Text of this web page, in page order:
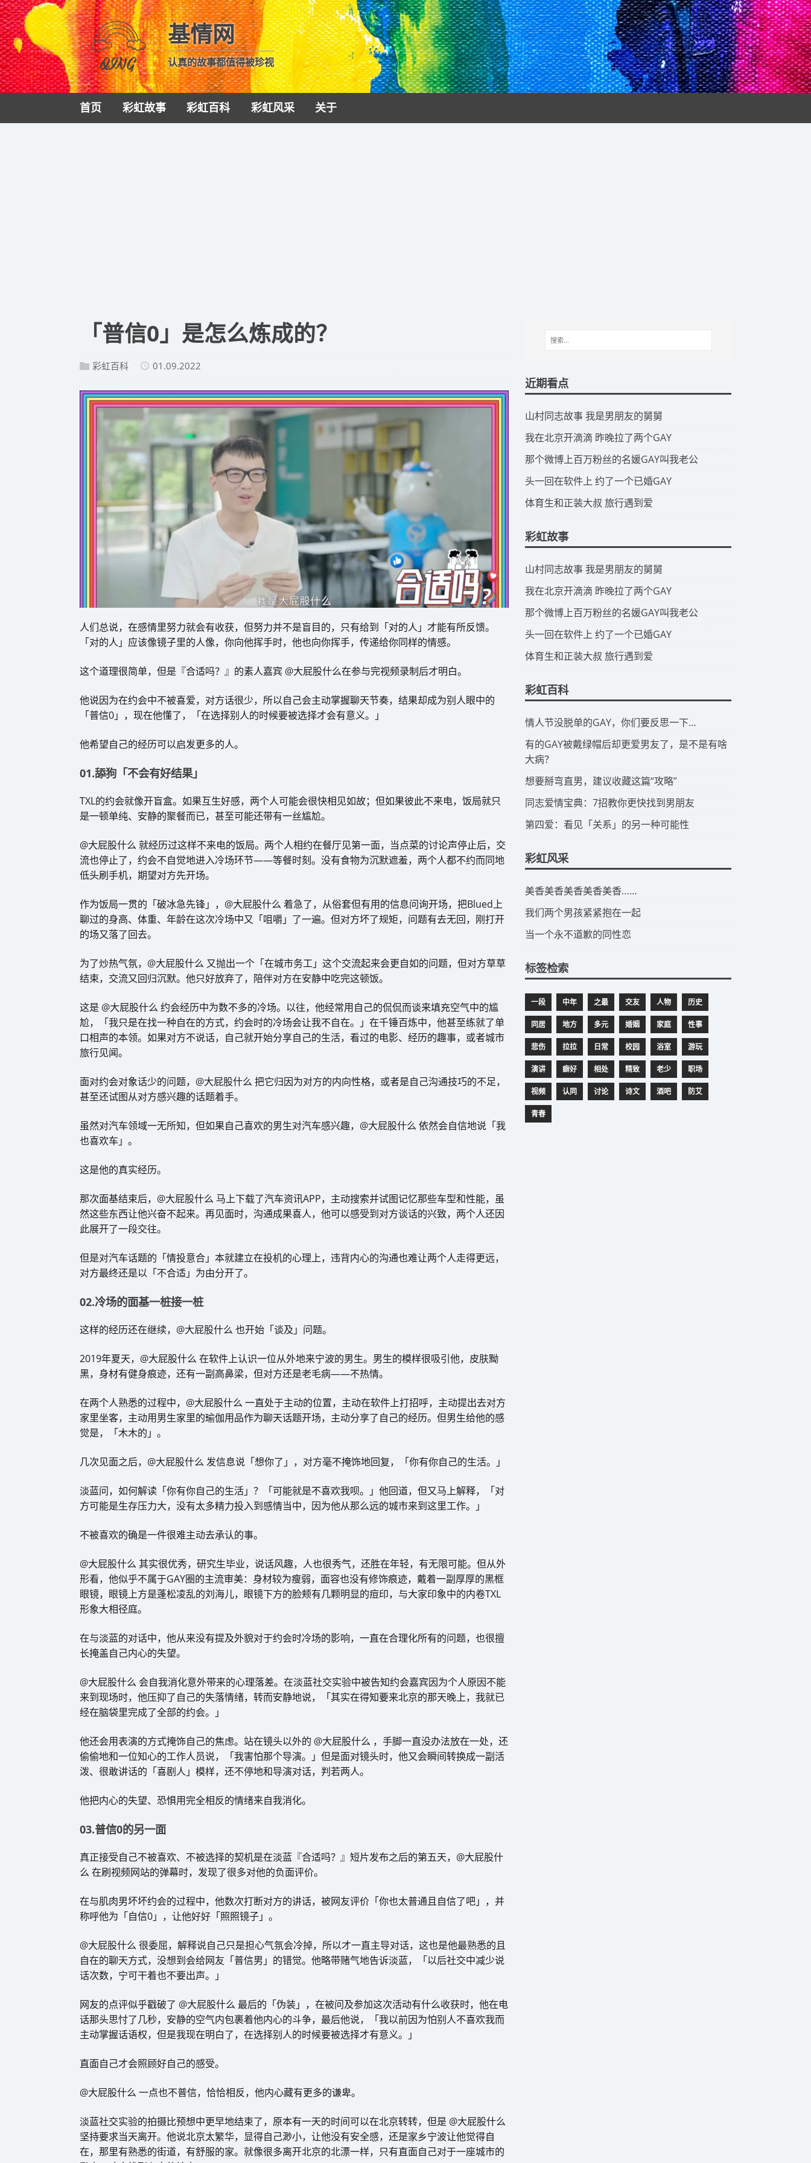
基情网
认真的故事都值得被珍视
首页 彩虹故事 彩虹百科 彩虹风采 关于
「普信0」是怎么炼成的？
彩虹百科 01.09.2022
人们总说，在感情里努力就会有收获，但努力并不是盲目的，只有给到「对的人」才能有所反馈。
「对的人」应该像镜子里的人像，你向他挥手时，他也向你挥手，传递给你同样的情感。
这个道理很简单，但是『合适吗？』的素人嘉宾 @大屁股什么在参与完视频录制后才明白。
他说因为在约会中不被喜爱，对方话很少，所以自己会主动掌握聊天节奏，结果却成为别人眼中的
「普信0」，现在他懂了，「在选择别人的时候要被选择才会有意义。」
他希望自己的经历可以启发更多的人。
01.舔狗「不会有好结果」
TXL的约会就像开盲盒。如果互生好感，两个人可能会很快相见如故；但如果彼此不来电，饭局就只
是一顿单纯、安静的聚餐而已，甚至可能还带有一丝尴尬。
@大屁股什么 就经历过这样不来电的饭局。两个人相约在餐厅见第一面，当点菜的讨论声停止后，交
流也停止了，约会不自觉地进入冷场环节——等餐时刻。没有食物为沉默遮羞，两个人都不约而同地
低头刷手机，期望对方先开场。
作为饭局一贯的「破冰急先锋」，@大屁股什么 着急了，从俗套但有用的信息问询开场，把Blued上
聊过的身高、体重、年龄在这次冷场中又「咀嚼」了一遍。但对方坏了规矩，问题有去无回，刚打开
的场又落了回去。
为了炒热气氛，@大屁股什么 又抛出一个「在城市务工」这个交流起来会更自如的问题，但对方草草
结束，交流又回归沉默。他只好放弃了，陪伴对方在安静中吃完这顿饭。
这是 @大屁股什么 约会经历中为数不多的冷场。以往，他经常用自己的侃侃而谈来填充空气中的尴
尬，「我只是在找一种自在的方式，约会时的冷场会让我不自在。」在千锤百炼中，他甚至练就了单
口相声的本领。如果对方不说话，自己就开始分享自己的生活，看过的电影、经历的趣事，或者城市
旅行见闻。
面对约会对象话少的问题，@大屁股什么 把它归因为对方的内向性格，或者是自己沟通技巧的不足，
甚至还试图从对方感兴趣的话题着手。
虽然对汽车领域一无所知，但如果自己喜欢的男生对汽车感兴趣，@大屁股什么 依然会自信地说「我
也喜欢车」。
这是他的真实经历。
那次面基结束后，@大屁股什么 马上下载了汽车资讯APP，主动搜索并试图记忆那些车型和性能，虽
然这些东西让他兴奋不起来。再见面时，沟通成果喜人，他可以感受到对方谈话的兴致，两个人还因
此展开了一段交往。
但是对汽车话题的「情投意合」本就建立在投机的心理上，违背内心的沟通也难让两个人走得更远，
对方最终还是以「不合适」为由分开了。
02.冷场的面基一桩接一桩
这样的经历还在继续，@大屁股什么 也开始「谈及」问题。
2019年夏天，@大屁股什么 在软件上认识一位从外地来宁波的男生。男生的模样很吸引他，皮肤黝
黑，身材有健身痕迹，还有一副高鼻梁，但对方还是老毛病——不热情。
在两个人熟悉的过程中，@大屁股什么 一直处于主动的位置，主动在软件上打招呼，主动提出去对方
家里坐客，主动用男生家里的瑜伽用品作为聊天话题开场，主动分享了自己的经历。但男生给他的感
觉是，「木木的」。
几次见面之后，@大屁股什么 发信息说「想你了」，对方毫不掩饰地回复，「你有你自己的生活。」
淡蓝问，如何解读「你有你自己的生活」？「可能就是不喜欢我呗。」他回道，但又马上解释，「对
方可能是生存压力大，没有太多精力投入到感情当中，因为他从那么远的城市来到这里工作。」
不被喜欢的确是一件很难主动去承认的事。
@大屁股什么 其实很优秀，研究生毕业，说话风趣，人也很秀气，还胜在年轻，有无限可能。但从外
形看，他似乎不属于GAY圈的主流审美：身材较为瘦弱，面容也没有修饰痕迹，戴着一副厚厚的黑框
眼镜，眼镜上方是蓬松凌乱的刘海儿，眼镜下方的脸颊有几颗明显的痘印，与大家印象中的内卷TXL
形象大相径庭。
在与淡蓝的对话中，他从来没有提及外貌对于约会时冷场的影响，一直在合理化所有的问题，也很擅
长掩盖自己内心的失望。
@大屁股什么 会自我消化意外带来的心理落差。在淡蓝社交实验中被告知约会嘉宾因为个人原因不能
来到现场时，他压抑了自己的失落情绪，转而安静地说，「其实在得知要来北京的那天晚上，我就已
经在脑袋里完成了全部的约会。」
他还会用表演的方式掩饰自己的焦虑。站在镜头以外的 @大屁股什么 ，手脚一直没办法放在一处，还
偷偷地和一位知心的工作人员说，「我害怕那个导演。」但是面对镜头时，他又会瞬间转换成一副活
泼、很敢讲话的「喜剧人」模样，还不停地和导演对话，判若两人。
他把内心的失望、恐惧用完全相反的情绪来自我消化。
03.普信0的另一面
真正接受自己不被喜欢、不被选择的契机是在淡蓝『合适吗？』短片发布之后的第五天，@大屁股什
么 在刷视频网站的弹幕时，发现了很多对他的负面评价。
在与肌肉男坏坏约会的过程中，他数次打断对方的讲话，被网友评价「你也太普通且自信了吧」，并
称呼他为「自信0」，让他好好「照照镜子」。
@大屁股什么 很委屈，解释说自己只是担心气氛会冷掉，所以才一直主导对话，这也是他最熟悉的且
自在的聊天方式，没想到会给网友「普信男」的错觉。他略带赌气地告诉淡蓝，「以后社交中减少说
话次数，宁可干着也不要出声。」
网友的点评似乎戳破了 @大屁股什么 最后的「伪装」，在被问及参加这次活动有什么收获时，他在电
话那头思忖了几秒，安静的空气内包裹着他内心的斗争，最后他说，「我以前因为怕别人不喜欢我而
主动掌握话语权，但是我现在明白了，在选择别人的时候要被选择才有意义。」
直面自己才会照顾好自己的感受。
@大屁股什么 一点也不普信，恰恰相反，他内心藏有更多的谦卑。
淡蓝社交实验的拍摄比预想中更早地结束了，原本有一天的时间可以在北京转转，但是 @大屁股什么
坚持要求当天离开。他说北京太繁华，显得自己渺小，让他没有安全感，还是家乡宁波让他觉得自
在，那里有熟悉的街道，有舒服的家。就像很多离开北京的北漂一样，只有直面自己对于一座城市的
近期看点
​山村同志故事 我是男朋友的舅舅
​我在北京开滴滴 昨晚拉了两个GAY
​那个微博上百万粉丝的名媛GAY叫我老公
​头一回在软件上 约了一个已婚GAY
​体育生和正装大叔 旅行遇到爱
彩虹故事
​山村同志故事 我是男朋友的舅舅
​我在北京开滴滴 昨晚拉了两个GAY
​那个微博上百万粉丝的名媛GAY叫我老公
​头一回在软件上 约了一个已婚GAY
​体育生和正装大叔 旅行遇到爱
彩虹百科
​情人节没脱单的GAY，你们要反思一下…
​有的GAY被戴绿帽后却更爱男友了，是不是有啥
大病？
​想要掰弯直男，建议收藏这篇“攻略”
​同志爱情宝典：7招教你更快找到男朋友
​第四爱：看见「关系」的另一种可能性
彩虹风采
​美香美香美香美香美香……
我们两个男孩紧紧抱在一起
当一个永不道歉的同性恋
标签检索
一段 中年 之最 交友 人物 历史
同居 地方 多元 婚姻 家庭 性事
悲伤 拉拉 日常 校园 浴室 游玩
演讲 癖好 相处 精致 老少 职场
视频 认同 讨论 诗文 酒吧 防艾
青春